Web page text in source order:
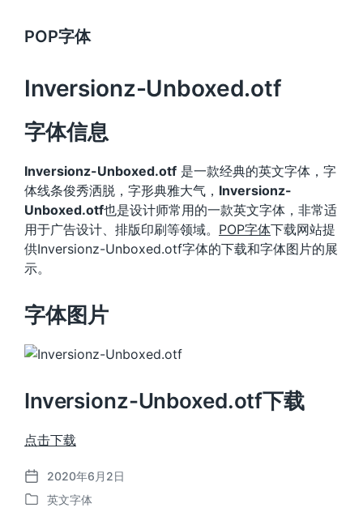
POP字体
Inversionz-Unboxed.otf
字体信息
Inversionz-Unboxed.otf 是一款经典的英文字体，字
体线条俊秀洒脱，字形典雅大气， Inversionz-
Unboxed.otf也是设计师常用的一款英文字体，非常适
用于广告设计、排版印刷等领域。 POP字体下载网站提
供Inversionz-Unboxed.otf字体的下载和字体图片的展
示。
字体图片
Inversionz-Unboxed.otf下载
点击下载
发
布
2020年6月2日
英文字体